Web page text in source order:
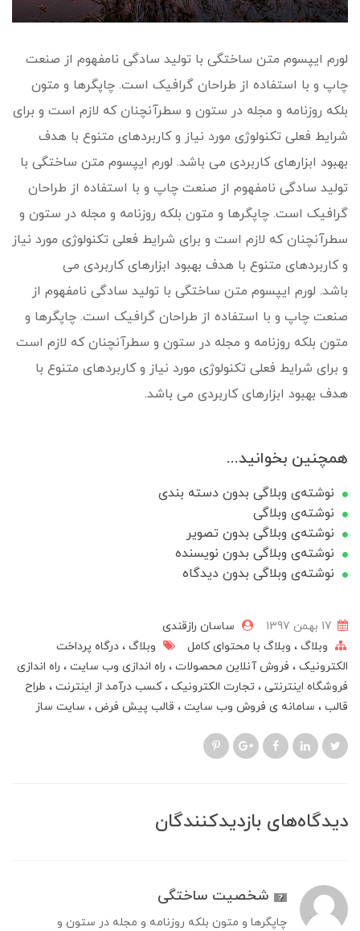
لورم ایپسوم متن ساختگی با تولید سادگی نامفهوم از صنعت
چاپ و با استفاده از طراحان گرافیک است. چاپگرها و متون
بلکه روزنامه و مجله در ستون و سطرآنچنان که لازم است و برای
شرایط فعلی تکنولوژی مورد نیاز و کاربردهای متنوع با هدف
بهبود ابزارهای کاربردی می باشد. لورم ایپسوم متن ساختگی با
تولید سادگی نامفهوم از صنعت چاپ و با استفاده از طراحان
گرافیک است. چاپگرها و متون بلکه روزنامه و مجله در ستون و
سطرآنچنان که لازم است و برای شرایط فعلی تکنولوژی مورد نیاز
و کاربردهای متنوع با هدف بهبود ابزارهای کاربردی می
باشد. لورم ایپسوم متن ساختگی با تولید سادگی نامفهوم از
صنعت چاپ و با استفاده از طراحان گرافیک است. چاپگرها و
متون بلکه روزنامه و مجله در ستون و سطرآنچنان که لازم است
و برای شرایط فعلی تکنولوژی مورد نیاز و کاربردهای متنوع با
هدف بهبود ابزارهای کاربردی می باشد.
همچنین بخوانید...
نوشته‌ی وبلاگی بدون دسته بندی
نوشته‌ی وبلاگی
نوشته‌ی وبلاگی بدون تصویر
نوشته‌ی وبلاگی بدون نویسنده
نوشته‌ی وبلاگی بدون دیدگاه
ساسان رازقندی
وبلاگ
وبلاگ با محتوای کامل وبلاگ
درگاه پرداخت
الکترونیک
فروش آنلاین محصولات راه اندازی وب سایت
راه اندازی
فروشگاه اینترنتی
تجارت الکترونیک کسب درآمد از اینترنت
طراح
قالب
سامانه ی فروش وب سایت قالب پیش فرض سایت ساز
دیدگاه‌های بازدیدکنندگان
شخصیت ساختگی
چاپگرها و متون بلکه روزنامه و مجله در ستون و